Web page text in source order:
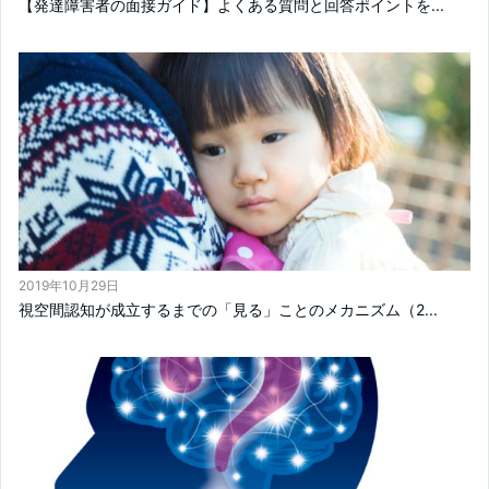
【発達障害者の面接ガイド】よくある質問と回答ポイントを...
2019年10月29日
視空間認知が成立するまでの「見る」ことのメカニズム（2...